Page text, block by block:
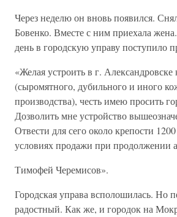
Через неделю он вновь появился.
Бовенко. Вместе с ним приехала
день в городскую управу поступило
«Желая устроить в г.
(сыромятного, дубильного и иного
производства), честь имею просить
Дозволить мне устройство
Отвести для сего около крепости
условиях продажи при продолжении
Тимофей Черемисов».
Городская управа всполошилась. Но
радостный. Как же, и городок на